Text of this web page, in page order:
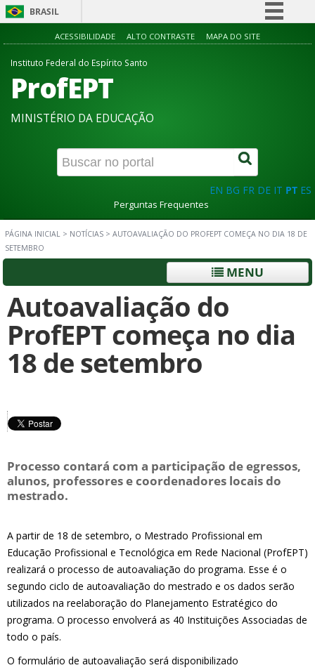
BRASIL
Simplifique!
Canais
ACESSIBILIDADE ALTO CONTRASTE MAPA DO SITE
Instituto Federal do Espírito Santo
ProfEPT
MINISTÉRIO DA EDUCAÇÃO
EN BG FR DE IT PT ES
Perguntas Frequentes
PÁGINA INICIAL > NOTÍCIAS > AUTOAVALIAÇÃO DO PROFEPT COMEÇA NO DIA 18 DE
SETEMBRO
MENU
Autoavaliação do
ProfEPT começa no dia
18 de setembro
Processo contará com a participação de egressos,
alunos, professores e coordenadores locais do
mestrado.
A partir de 18 de setembro, o Mestrado Profissional em
Educação Profissional e Tecnológica em Rede Nacional (ProfEPT)
realizará o processo de autoavaliação do programa. Esse é o
segundo ciclo de autoavaliação do mestrado e os dados serão
utilizados na reelaboração do Planejamento Estratégico do
programa. O processo envolverá as 40 Instituições Associadas de
todo o país.
O formulário de autoavaliação será disponibilizado